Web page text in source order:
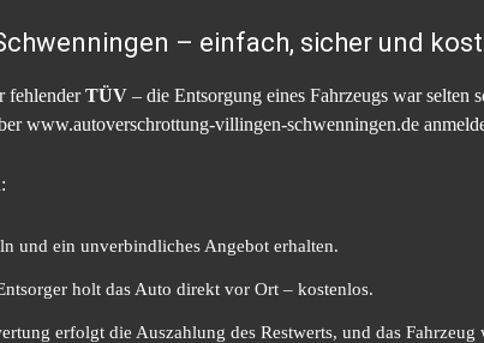
– einfach, sicher und
fehlenderTÜV – die Entsorgung eines Fahrzeugs war selten
www.autoverschrottung-villingen-schwenningen.de
und ein unverbindliches Angebot erhalten.
holt das Auto direkt vor Ort – kostenlos.
erfolgt die Auszahlung des Restwerts, und das